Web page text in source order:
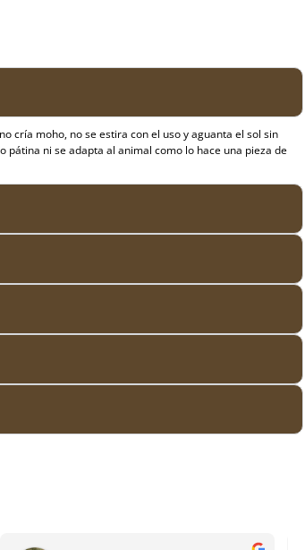
cría moho, no se estira con el uso y aguanta el sol sin
ni se adapta al animal como lo hace una pieza de